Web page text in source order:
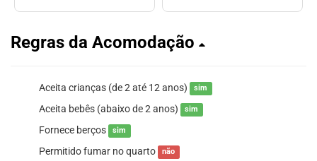
Regras da Acomodação
Aceita crianças (de 2 até 12 anos) sim
Aceita bebês (abaixo de 2 anos) sim
Fornece berços sim
Permitido fumar no quarto não